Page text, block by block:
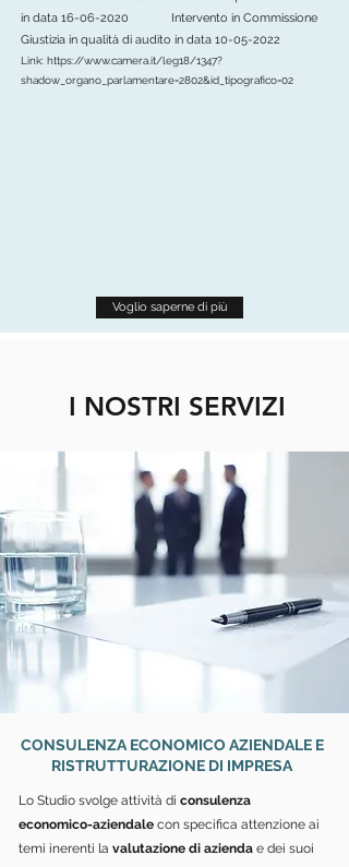
in data 16-06-2020 Intervento in Commissione
Giustizia in qualità di audito in data 10-05-2022
Link: https://www.camera.it/leg18/1347?
shadow_organo_parlamentare=2802&id_tipografico=02
Voglio saperne di più
I NOSTRI SERVIZI
CONSULENZA ECONOMICO AZIENDALE E
RISTRUTTURAZIONE DI IMPRESA
Lo Studio svolge attività di consulenza
economico-aziendale con specifica attenzione ai
temi inerenti la valutazione di azienda e dei suoi